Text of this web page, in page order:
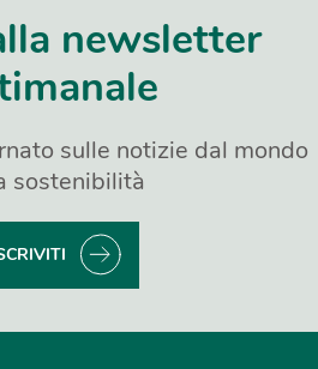
newsletter
sulle notizie dal mondo
sostenibilità